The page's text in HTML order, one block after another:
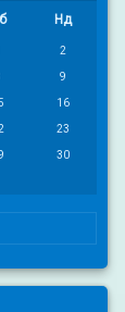
Нд
2
9
16
23
30